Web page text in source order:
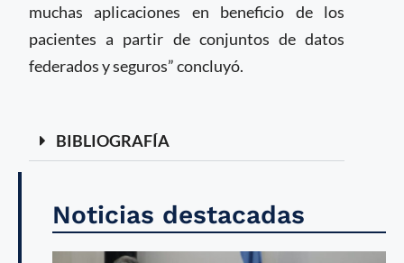
muchas aplicaciones en beneficio de los
pacientes a partir de conjuntos de datos
federados y seguros” concluyó.
BIBLIOGRAFÍA
Noticias destacadas